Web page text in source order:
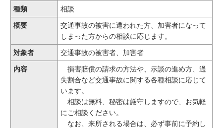
種類 相談
概要
交通事故の被害に遭われた方、加害者になって
しまった方からの相談に応じます。
対象者 交通事故の被害者、加害者
内容
損害賠償の請求の方法や、示談の進め方、過
失割合など交通事故に関する各種相談に応じて
います。
相談は無料、秘密は厳守しますので、お気軽
にご相談ください。
なお、来所される場合は、必ず事前に予約し